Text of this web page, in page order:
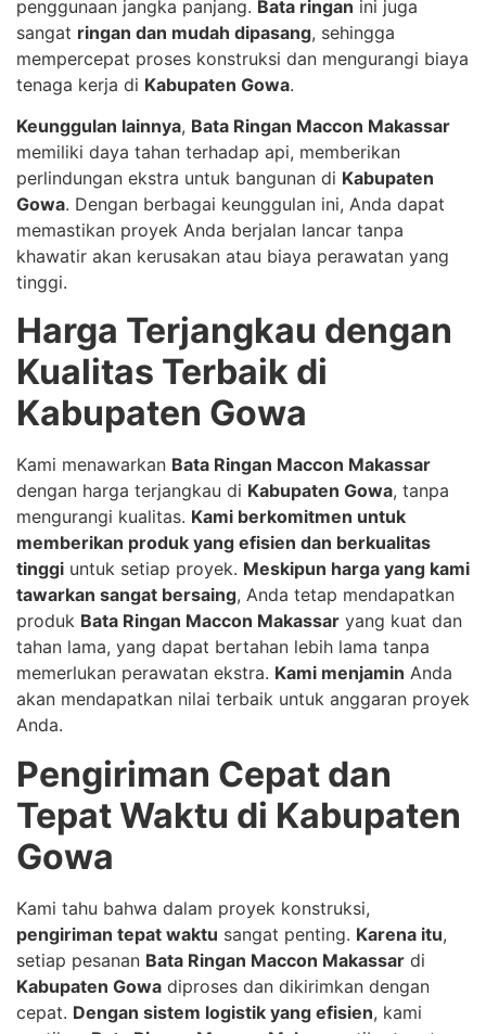
penggunaan jangka panjang. Bata ringan ini juga
sangat ringan dan mudah dipasang, sehingga
mempercepat proses konstruksi dan mengurangi biaya
tenaga kerja di Kabupaten Gowa.
Keunggulan lainnya, Bata Ringan Maccon Makassar
memiliki daya tahan terhadap api, memberikan
perlindungan ekstra untuk bangunan di Kabupaten
Gowa. Dengan berbagai keunggulan ini, Anda dapat
memastikan proyek Anda berjalan lancar tanpa
khawatir akan kerusakan atau biaya perawatan yang
tinggi.
Harga Terjangkau dengan
Kualitas Terbaik di
Kabupaten Gowa
Kami menawarkan Bata Ringan Maccon Makassar
dengan harga terjangkau di Kabupaten Gowa, tanpa
mengurangi kualitas. Kami berkomitmen untuk
memberikan produk yang efisien dan berkualitas
tinggi untuk setiap proyek. Meskipun harga yang kami
tawarkan sangat bersaing, Anda tetap mendapatkan
produk Bata Ringan Maccon Makassar yang kuat dan
tahan lama, yang dapat bertahan lebih lama tanpa
memerlukan perawatan ekstra. Kami menjamin Anda
akan mendapatkan nilai terbaik untuk anggaran proyek
Anda.
Pengiriman Cepat dan
Tepat Waktu di Kabupaten
Gowa
Kami tahu bahwa dalam proyek konstruksi,
pengiriman tepat waktu sangat penting. Karena itu,
setiap pesanan Bata Ringan Maccon Makassar di
Kabupaten Gowa diproses dan dikirimkan dengan
cepat. Dengan sistem logistik yang efisien, kami